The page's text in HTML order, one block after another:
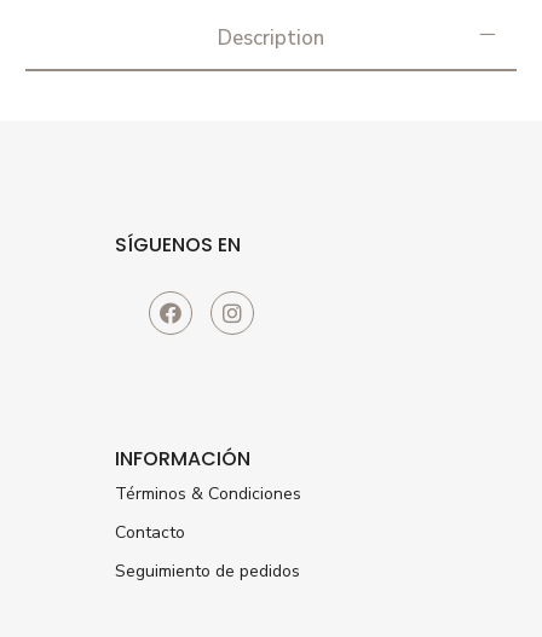
Description
SÍGUENOS EN
INFORMACIÓN
Términos & Condiciones
Contacto
Seguimiento de pedidos